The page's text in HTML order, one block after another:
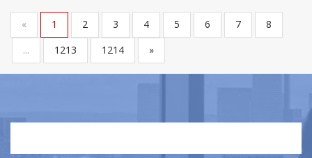
« 1 2 3 4 5 6 7
8
...
1213 1214 »